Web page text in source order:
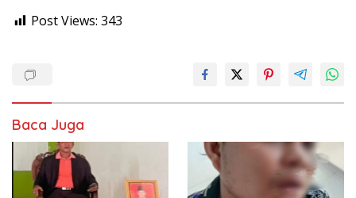
Post Views: 343
Baca Juga